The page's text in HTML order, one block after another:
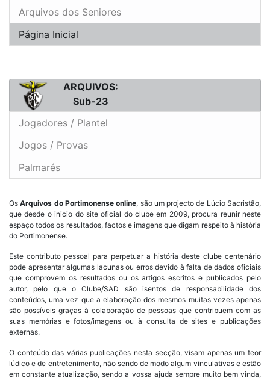
Arquivos dos Seniores
Página Inicial
ARQUIVOS:
Sub-23
Jogadores / Plantel
Jogos / Provas
Palmarés
OsArquivos do Portimonense online, são um projecto de Lúcio Sacristão,
que desde o inicio do site oficial do clube em 2009, procura reunir neste
espaço todos os resultados, factos e imagens que digam respeito à história
do Portimonense.
Este contributo pessoal para perpetuar a história deste clube centenário
pode apresentar algumas lacunas ou erros devido à falta de dados oficiais
que comprovem os resultados ou os artigos escritos e publicados pelo
autor, pelo que o Clube/SAD são isentos de responsabilidade dos
conteúdos, uma vez que a elaboração dos mesmos muitas vezes apenas
são possíveis graças à colaboração de pessoas que contribuem com as
suas memórias e fotos/imagens ou à consulta de sites e publicações
externas.
O conteúdo das várias publicações nesta secção, visam apenas um teor
lúdico e de entretenimento, não sendo de modo algum vinculativas e estão
em constante atualização, sendo a vossa ajuda sempre muito bem vinda,